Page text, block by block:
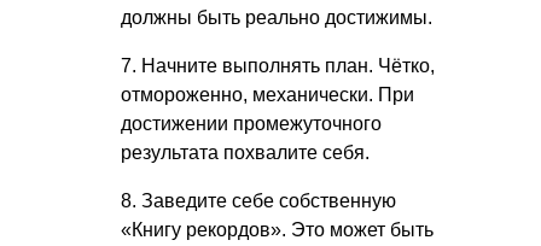
должны быть реально достижимы.
7. Начните выполнять план. Чётко,
отмороженно, механически. При
достижении промежуточного
результата похвалите себя.
8. Заведите себе собственную
«Книгу рекордов». Это может быть